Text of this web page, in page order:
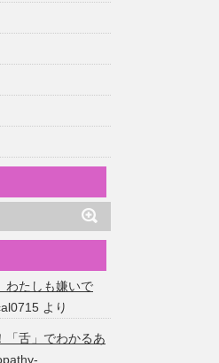
わたしも嫌いで
より
「舌」でわかるあ